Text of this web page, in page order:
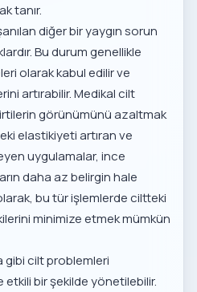
tanır.
diğer bir yaygın sorun
Bu durum genellikle
olarak kabul edilir ve
artırabilir. Medikal cilt
görünümünü azaltmak
elastikiyeti artıran ve
uygulamalar, ince
daha az belirgin hale
bu tür işlemlerde ciltteki
minimize etmek mümkün
gibi cilt problemleri
etkili bir şekilde yönetilebilir.